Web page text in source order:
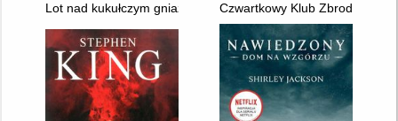
Lot nad kukułczym gniazdem Czwartkowy Klub Zbrodni